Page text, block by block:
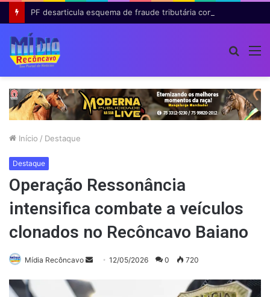
Início / Destaque
Destaque
Operação Ressonância
intensifica combate a veículos
clonados no Recôncavo Baiano
Mídia Recôncavo
Mande
e-
12/05/2026 0 720